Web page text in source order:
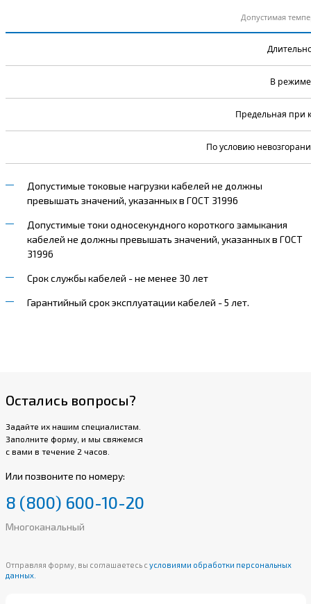
Допустимая
В режиме
Предельная при
По условию
Допустимые токовые нагрузки кабелей не должны
превышать значений, указанных в ГОСТ 31996
Допустимые токи односекундного короткого замыкания
кабелей не должны превышать значений, указанных в ГОСТ
31996
Срок службы кабелей - не менее 30 лет
Гарантийный срок эксплуатации кабелей - 5 лет.
Остались вопросы?
Задайте их нашим специалистам.
Заполните форму, и мы свяжемся
с вами в течение 2 часов.
Или позвоните по номеру:
8 (800) 600-10-20
Многоканальный
Отправляя форму, вы соглашаетесь с условиями обработки персональных
данных.